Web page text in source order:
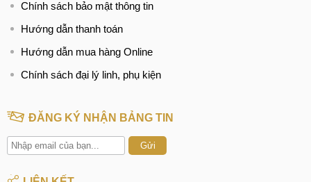
Chính sách bảo mật thông tin
Hướng dẫn thanh toán
Hướng dẫn mua hàng Online
Chính sách đại lý linh, phụ kiện
ĐĂNG KÝ NHẬN BẢNG TIN
Gửi